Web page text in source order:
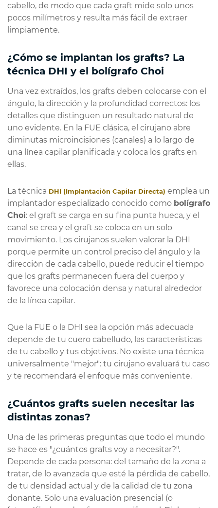
cabello, de modo que cada graft mide solo unos
pocos milímetros y resulta más fácil de extraer
limpiamente.
¿Cómo se implantan los grafts? La
técnica DHI y el bolígrafo Choi
Una vez extraídos, los grafts deben colocarse con el
ángulo, la dirección y la profundidad correctos: los
detalles que distinguen un resultado natural de
uno evidente. En la FUE clásica, el cirujano abre
diminutas microincisiones (canales) a lo largo de
una línea capilar planificada y coloca los grafts en
ellas.
La técnica DHI (Implantación Capilar Directa) emplea un
implantador especializado conocido como bolígrafo
Choi: el graft se carga en su fina punta hueca, y el
canal se crea y el graft se coloca en un solo
movimiento. Los cirujanos suelen valorar la DHI
porque permite un control preciso del ángulo y la
dirección de cada cabello, puede reducir el tiempo
que los grafts permanecen fuera del cuerpo y
favorece una colocación densa y natural alrededor
de la línea capilar.
Que la FUE o la DHI sea la opción más adecuada
depende de tu cuero cabelludo, las características
de tu cabello y tus objetivos. No existe una técnica
universalmente "mejor": tu cirujano evaluará tu caso
y te recomendará el enfoque más conveniente.
¿Cuántos grafts suelen necesitar las
distintas zonas?
Una de las primeras preguntas que todo el mundo
se hace es "¿cuántos grafts voy a necesitar?".
Depende de cada persona: del tamaño de la zona a
tratar, de lo avanzada que esté la pérdida de cabello,
de tu densidad actual y de la calidad de tu zona
donante. Solo una evaluación presencial (o